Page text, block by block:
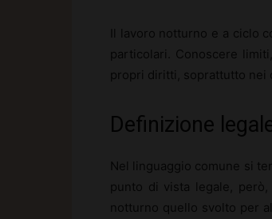
Il lavoro notturno e a ciclo
particolari. Conoscere
propri diritti, soprattutto nei
Definizione
Nel linguaggio comune si
punto di vista legale,
notturno quello svolto per